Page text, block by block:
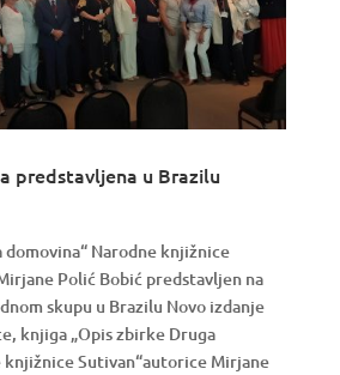
predstavljena u Brazilu
domovina“ Narodne knjižnice
Polić Bobić predstavljen na
skupu u Brazilu Novo izdanje
knjiga „Opis zbirke Druga
knjižnice Sutivan“autorice Mirjane